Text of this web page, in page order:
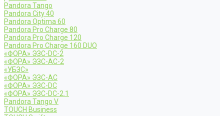
Pandora Tango
Pandora City 40
Pandora Optima 60
Pandora Pro Charge 80
Pandora Pro Charge 120
Pandora Pro Charge 160 DUO
«ФОРА» ЭЗС-DC-2
«ФОРА» ЭЗС-AC-2
«УБЗС»
«ФОРА» ЭЗС-AC
«ФОРА» ЭЗС-DC
«ФОРА» ЭЗС-DC-2.1
Pandora Tango V
TOUCH Business